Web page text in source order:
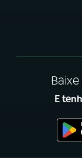
E